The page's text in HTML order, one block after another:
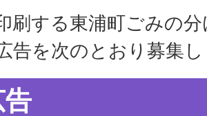
刷する東浦町ごみの
告を次のとおり募集